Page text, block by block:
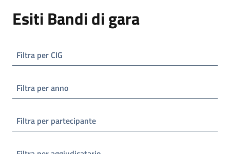
Esiti Bandi di gara
Filtra per CIG
Filtra per anno
Filtra per partecipante